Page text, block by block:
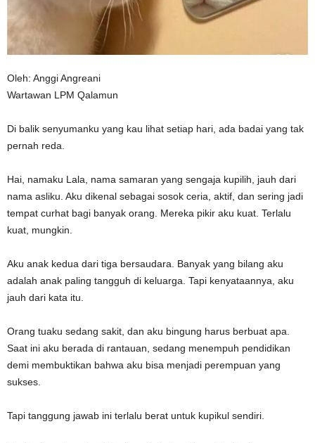
Oleh: Anggi Angreani
Wartawan LPM Qalamun
Di balik senyumanku yang kau lihat setiap hari, ada badai yang tak
pernah reda.
Hai, namaku Lala, nama samaran yang sengaja kupilih, jauh dari
nama asliku. Aku dikenal sebagai sosok ceria, aktif, dan sering jadi
tempat curhat bagi banyak orang. Mereka pikir aku kuat. Terlalu
kuat, mungkin.
Aku anak kedua dari tiga bersaudara. Banyak yang bilang aku
adalah anak paling tangguh di keluarga. Tapi kenyataannya, aku
jauh dari kata itu.
Orang tuaku sedang sakit, dan aku bingung harus berbuat apa.
Saat ini aku berada di rantauan, sedang menempuh pendidikan
demi membuktikan bahwa aku bisa menjadi perempuan yang
sukses.
Tapi tanggung jawab ini terlalu berat untuk kupikul sendiri.